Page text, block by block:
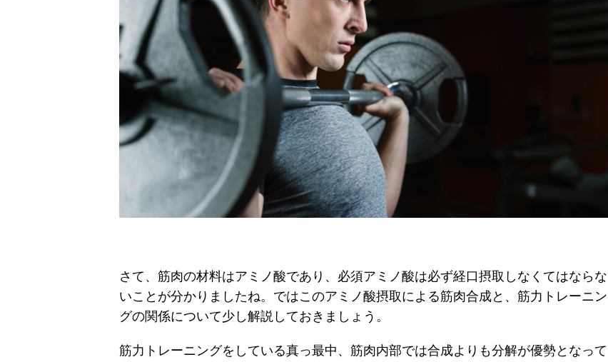
さて、筋肉の材料はアミノ酸であり、必須アミノ酸は必ず経口摂取しなくてはならな
いことが分かりましたね。ではこのアミノ酸摂取による筋肉合成と、筋力トレーニン
グの関係について少し解説しておきましょう。
筋力トレーニングをしている真っ最中、筋肉内部では合成よりも分解が優勢となって